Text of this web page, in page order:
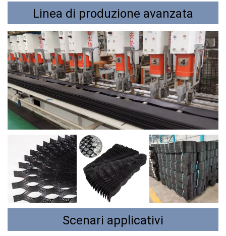
Linea di produzione avanzata
Scenari applicativi